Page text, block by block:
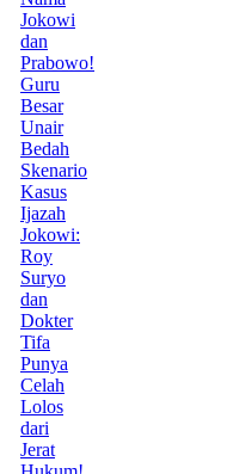
Jokowi
dan
Prabowo!
Guru
Besar
Unair
Bedah
Skenario
Kasus
Ijazah
Jokowi:
Roy
Suryo
dan
Dokter
Tifa
Punya
Celah
Lolos
dari
Jerat